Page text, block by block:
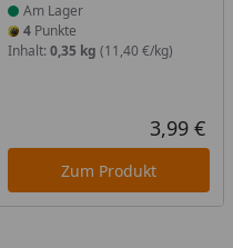
in ProzentPreis
Preis
Am Lager
4Punkte
Inhalt: 0,35 kg (11,40 €/kg)
3,99 €
Zum Produkt